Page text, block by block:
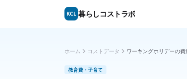
KCL 暮らしコストラボ
ホーム コストデータ ワーキングホリデーの費
教育費・子育て